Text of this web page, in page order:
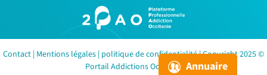
Contact | Mentions légales | politique de confidentialité| Copyright 2025 ©
Portail Addictions Occitanie Annuaire